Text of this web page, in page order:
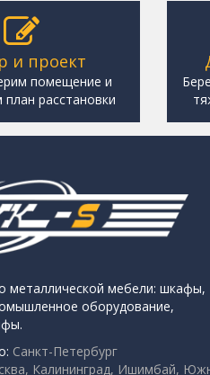
и проект
помещение и
расстановки
металлической мебели: шкафы,
оборудование,
Санкт-Петербург
Калининград, Ишимбай,